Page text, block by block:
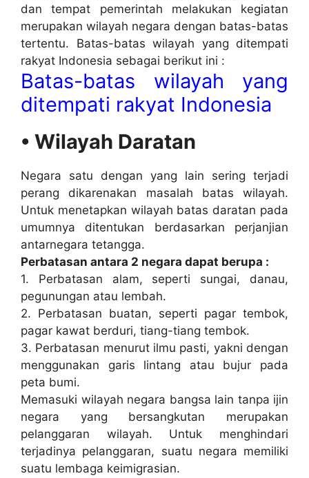
dan tempat pemerintah melakukan kegiatan
merupakan wilayah negara dengan batas-batas
tertentu. Batas-batas wilayah yang ditempati
rakyat Indonesia sebagai berikut ini :
Batas-batas wilayah yang
ditempati rakyat Indonesia
• Wilayah Daratan
Negara satu dengan yang lain sering terjadi
perang dikarenakan masalah batas wilayah.
Untuk menetapkan wilayah batas daratan pada
umumnya ditentukan berdasarkan perjanjian
antarnegara tetangga.
Perbatasan antara 2 negara dapat berupa :
1. Perbatasan alam, seperti sungai, danau,
pegunungan atau lembah.
2. Perbatasan buatan, seperti pagar tembok,
pagar kawat berduri, tiang-tiang tembok.
3. Perbatasan menurut ilmu pasti, yakni dengan
menggunakan garis lintang atau bujur pada
peta bumi.
Memasuki wilayah negara bangsa lain tanpa ijin
negara yang bersangkutan merupakan
pelanggaran wilayah. Untuk menghindari
terjadinya pelanggaran, suatu negara memiliki
suatu lembaga keimigrasian.